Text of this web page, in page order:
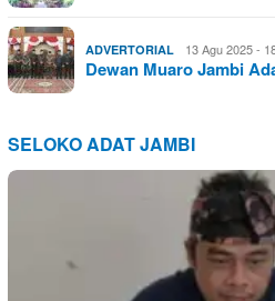
ADVERTORIAL 13 Agu 2025 -
Dewan Muaro Jambi
SELOKO ADAT JAMBI